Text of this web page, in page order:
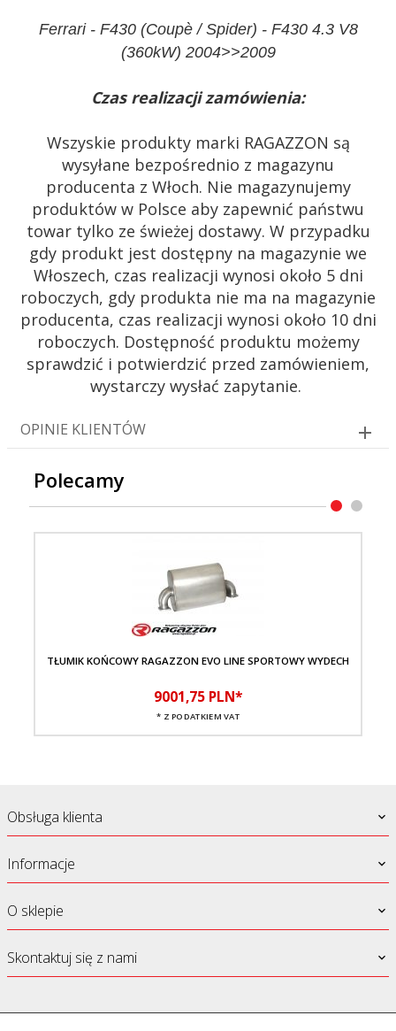
Ferrari - F430 (Coupè / Spider) - F430 4.3 V8
(360kW) 2004>>2009
Czas realizacji zamówienia:
Wszyskie produkty marki RAGAZZON są
wysyłane bezpośrednio z magazynu
producenta z Włoch. Nie magazynujemy
produktów w Polsce aby zapewnić państwu
towar tylko ze świeżej dostawy. W przypadku
gdy produkt jest dostępny na magazynie we
Włoszech, czas realizacji wynosi około 5 dni
roboczych, gdy produkta nie ma na magazynie
producenta, czas realizacji wynosi około 10 dni
roboczych. Dostępność produktu możemy
sprawdzić i potwierdzić przed zamówieniem,
wystarczy wysłać zapytanie.
OPINIE KLIENTÓW
Polecamy
TŁUMIK KOŃCOWY RAGAZZON EVO LINE SPORTOWY WYDECH
9001,75 PLN*
* Z PODATKIEM VAT
Obsługa klienta
Informacje
O sklepie
Skontaktuj się z nami